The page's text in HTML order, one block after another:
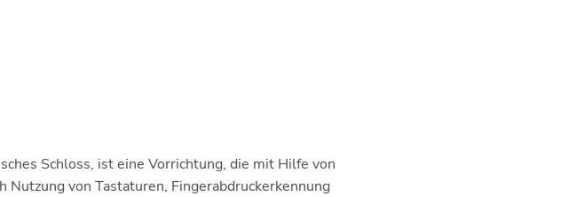
Schloss, ist eine Vorrichtung, die mit Hilfe von
von Tastaturen, Fingerabdruckerkennung